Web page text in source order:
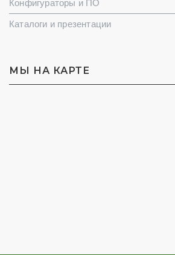
Конфигураторы и ПО
Каталоги и презентации
МЫ НА КАРТЕ